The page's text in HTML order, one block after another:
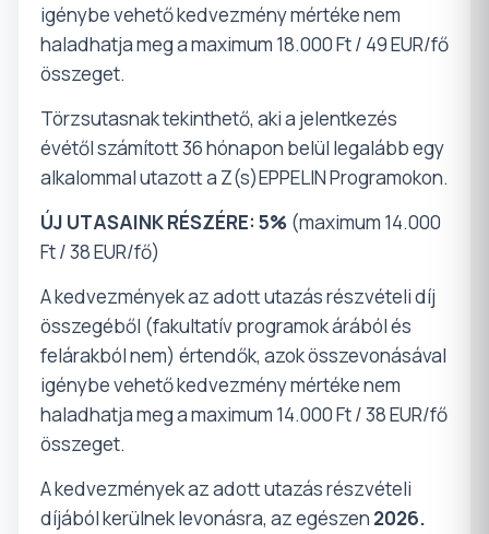
igénybe vehető kedvezmény mértéke nem
haladhatja meg a maximum 18.000 Ft / 49 EUR/fő
összeget.
Törzsutasnak tekinthető, aki a jelentkezés
évétől számított 36 hónapon belül legalább egy
alkalommal utazott a Z(s)EPPELIN Programokon.
ÚJ UTASAINK RÉSZÉRE: 5% (maximum 14.000
Ft / 38 EUR/fő)
A kedvezmények az adott utazás részvételi díj
összegéből (fakultatív programok árából és
felárakból nem) értendők, azok összevonásával
igénybe vehető kedvezmény mértéke nem
haladhatja meg a maximum 14.000 Ft / 38 EUR/fő
összeget.
A kedvezmények az adott utazás részvételi
díjából kerülnek levonásra, az egészen 2026.